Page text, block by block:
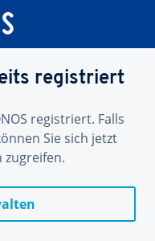
registriert
registriert. Falls
Sie sich jetzt
zugreifen.